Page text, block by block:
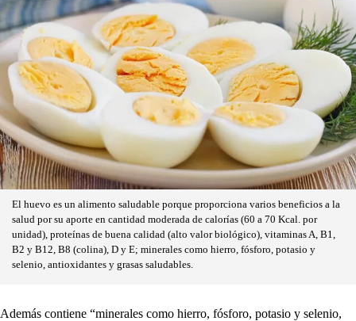
El huevo es un alimento saludable porque proporciona varios beneficios a la
salud por su aporte en cantidad moderada de calorías (60 a 70 Kcal. por
unidad), proteínas de buena calidad (alto valor biológico), vitaminas A, B1,
B2 y B12, B8 (colina), D y E; minerales como hierro, fósforo, potasio y
selenio, antioxidantes y grasas saludables.
Además contiene “minerales como hierro, fósforo, potasio y selenio,